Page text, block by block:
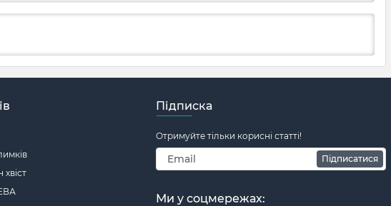
хвіст
Підписка
Отримуйте тільки корисні статті!
Підписатися
Ми у соцмережах: